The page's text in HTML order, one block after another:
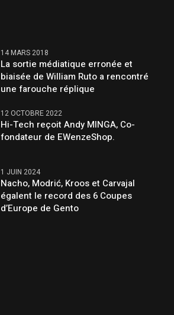
14 MARS 2018
La sortie médiatique erronée et
biaisée de William Ruto a rencontré
une farouche réplique
12 OCTOBRE 2022
Hi-Tech reçoit Andy MINGA, Co-
fondateur de EWenzeShop.
1 JUIN 2024
Nacho, Modrić, Kroos et Carvajal
égalent le record des 6 Coupes
d’Europe de Gento